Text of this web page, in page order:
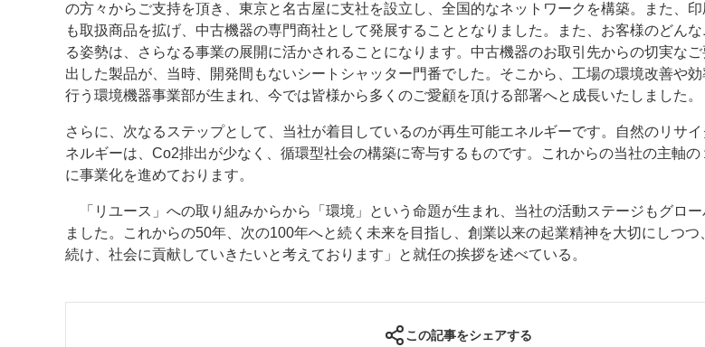
運営
会社案内 購読・購入申し込み サイトポリシー お問い合わせ
の方々からご支持を頂き、東京と名古屋に支社を設立し、全国的なネットワークを構築。また、
も取扱商品を拡げ、中古機器の専門商社として発展することとなりました。また、お客様のどんな
る姿勢は、さらなる事業の展開に活かされることになります。中古機器のお取引先からの切実な
出した製品が、当時、開発間もないシートシャッター門番でした。そこから、工場の環境改善や
行う環境機器事業部が生まれ、今では皆様から多くのご愛顧を頂ける部署へと成長いたしました。
さらに、次なるステップとして、当社が着目しているのが再生可能エネルギーです。自然のリサ
ネルギーは、Co2排出が少なく、循環型社会の構築に寄与するものです。これからの当社の主軸
に事業化を進めております。
「リユース」への取り組みからから「環境」という命題が生まれ、当社の活動ステージもグロー
ました。これからの50年、次の100年へと続く未来を目指し、創業以来の起業精神を大切にしつつ
続け、社会に貢献していきたいと考えております」と就任の挨拶を述べている。
この記事をシェアする